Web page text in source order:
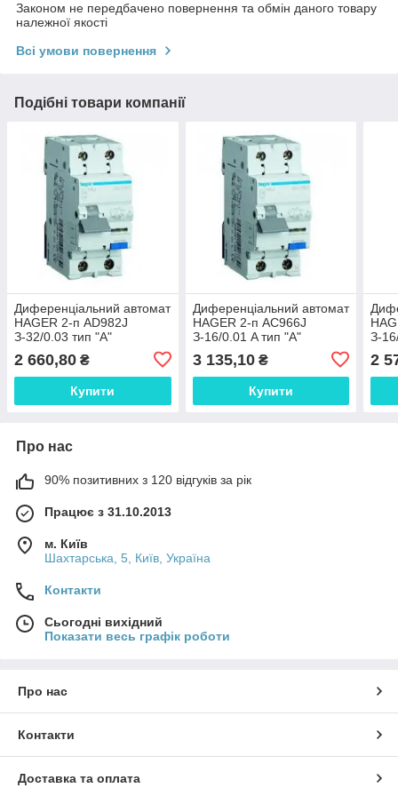
Законом не передбачено повернення та обмін даного товару
належної якості
Всі умови повернення
Подібні товари компанії
Диференціальний автомат
HAGER 2-п AD982J
З-32/0.03 тип "А"
2 660,80 ₴
Купити
Диференціальний автомат
HAGER 2-п АС966Ј
З-16/0.01 A тип "А"
3 135,10₴
Купити
З-
2
Про нас
90% позитивних з 120 відгуків за рік
Працює з 31.10.2013
м. Київ
Шахтарська, 5, Київ, Україна
Контакти
Сьогодні вихідний
Показати весь графік роботи
Про нас
Контакти
Доставка та оплата